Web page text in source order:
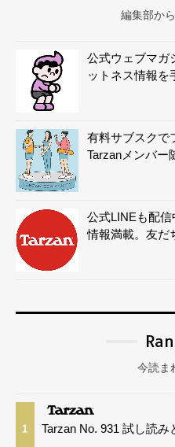
編集部か
公式ウェブマガ
ットネス情報を
有料サブスクで
Tarzanメンバー
公式LINEも配
情報満載。友だ
今読ま
1 Tarzan No. 931 試し読み